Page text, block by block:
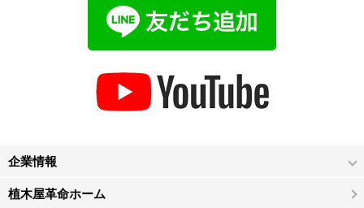
企業情報
植木屋革命ホーム